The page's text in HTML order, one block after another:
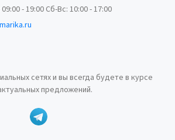
- 19:00 Сб-Вс: 10:00 - 17:00
сетях и вы всегда будете в курсе
предложений.